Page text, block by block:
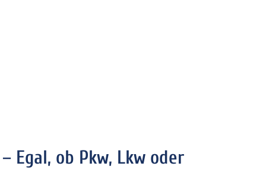
Egal, ob Pkw, Lkw oder